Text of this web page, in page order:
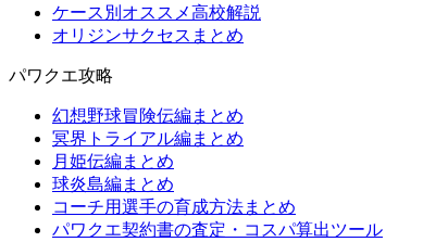
ケース別オススメ高校解説
オリジンサクセスまとめ
パワクエ攻略
幻想野球冒険伝編まとめ
冥界トライアル編まとめ
月姫伝編まとめ
球炎島編まとめ
コーチ用選手の育成方法まとめ
パワクエ契約書の査定・コスパ算出ツール